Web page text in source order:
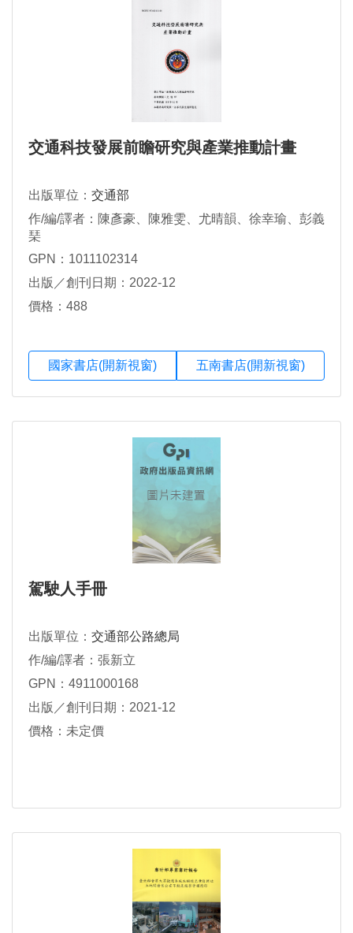
交通科技發展前瞻研究與產業推動計畫
出版單位： 交通部
作/編/譯者：陳彥豪、陳雅雯、尤晴韻、徐幸瑜、彭義
琹
GPN：1011102314
出版／創刊日期：2022-12
價格：488
國家書店(開新視窗) 五南書店(開新視窗)
駕駛人手冊
出版單位： 交通部公路總局
作/編/譯者：張新立
GPN：4911000168
出版／創刊日期：2021-12
價格：未定價